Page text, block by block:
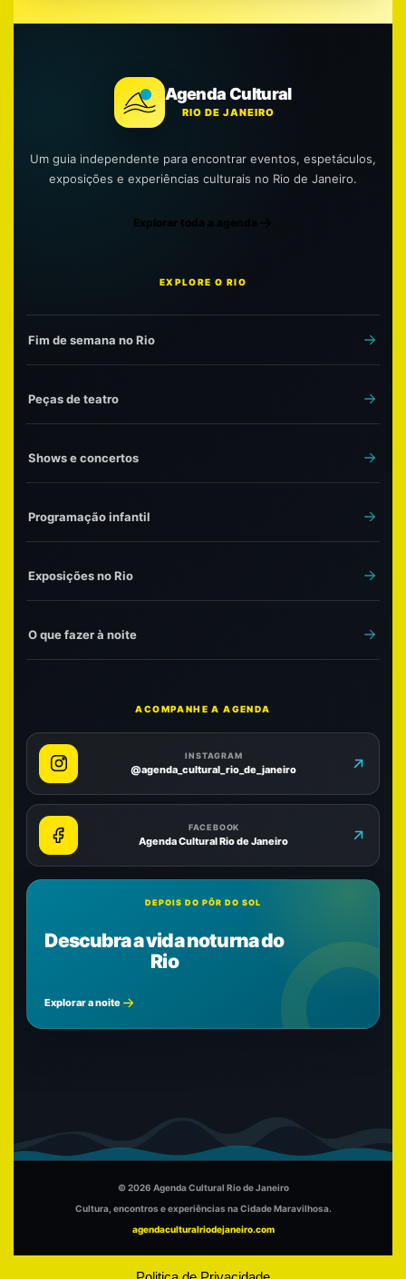
Agenda Cultural
RIO DE JANEIRO
Um guia independente para encontrar eventos, espetáculos,
exposições e experiências culturais no Rio de Janeiro.
Explorar toda a agenda
EXPLORE O RIO
Fim de semana no Rio
Peças de teatro
Shows e concertos
Programação infantil
Exposições no Rio
O que fazer à noite
ACOMPANHE A AGENDA
INSTAGRAM
@agenda_cultural_rio_de_janeiro
FACEBOOK
Agenda Cultural Rio de Janeiro
DEPOIS DO PÔR DO SOL
Descubra a vida noturna do
Rio
Explorar a noite
© 2026 Agenda Cultural Rio de Janeiro
Cultura, encontros e experiências na Cidade Maravilhosa.
agendaculturalriodejaneiro.com